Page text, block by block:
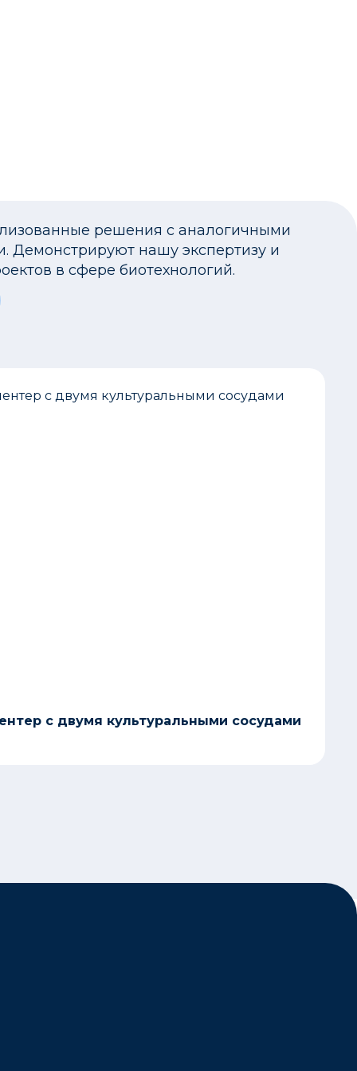
решения с аналогичными
Демонстрируют нашу экспертизу и
в сфере биотехнологий.
с двумя культуральными сосудами